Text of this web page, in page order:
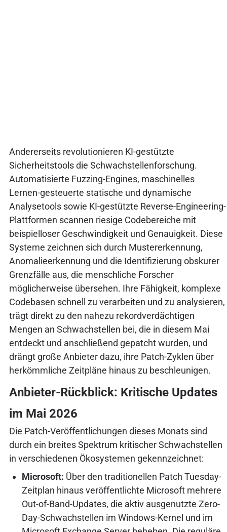
Andererseits revolutionieren KI-gestützte
Sicherheitstools die Schwachstellenforschung.
Automatisierte Fuzzing-Engines, maschinelles
Lernen-gesteuerte statische und dynamische
Analysetools sowie KI-gestützte Reverse-Engineering-
Plattformen scannen riesige Codebereiche mit
beispielloser Geschwindigkeit und Genauigkeit. Diese
Systeme zeichnen sich durch Mustererkennung,
Anomalieerkennung und die Identifizierung obskurer
Grenzfälle aus, die menschliche Forscher
möglicherweise übersehen. Ihre Fähigkeit, komplexe
Codebasen schnell zu verarbeiten und zu analysieren,
trägt direkt zu den nahezu rekordverdächtigen
Mengen an Schwachstellen bei, die in diesem Mai
entdeckt und anschließend gepatcht wurden, und
drängt große Anbieter dazu, ihre Patch-Zyklen über
herkömmliche Zeitpläne hinaus zu beschleunigen.
Anbieter-Rückblick: Kritische Updates
im Mai 2026
Die Patch-Veröffentlichungen dieses Monats sind
durch ein breites Spektrum kritischer Schwachstellen
in verschiedenen Ökosystemen gekennzeichnet:
Microsoft: Über den traditionellen Patch Tuesday-
Zeitplan hinaus veröffentlichte Microsoft mehrere
Out-of-Band-Updates, die aktiv ausgenutzte Zero-
Day-Schwachstellen im Windows-Kernel und im